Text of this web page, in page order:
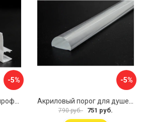
-5% -5%
790 руб. 751 руб.